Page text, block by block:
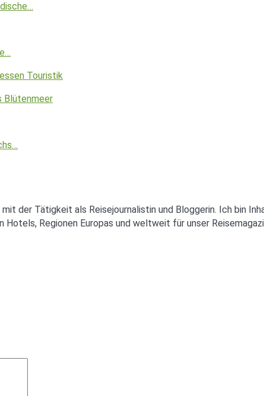
Blütenmeer
der Tätigkeit als Reisejournalistin und Bloggerin. Ich bin
Regionen Europas und weltweit für unser